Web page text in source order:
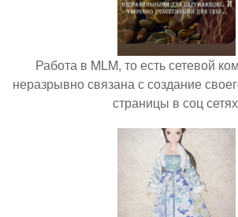
Работа в MLM, то есть сетевой
неразрывно связана с создание
страницы в соц